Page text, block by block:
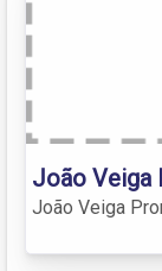
João Veiga
João Veiga